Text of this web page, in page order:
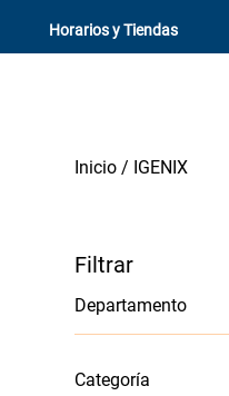
Horarios y Tiendas
IGENIX
Departamento
Baño
Categoría